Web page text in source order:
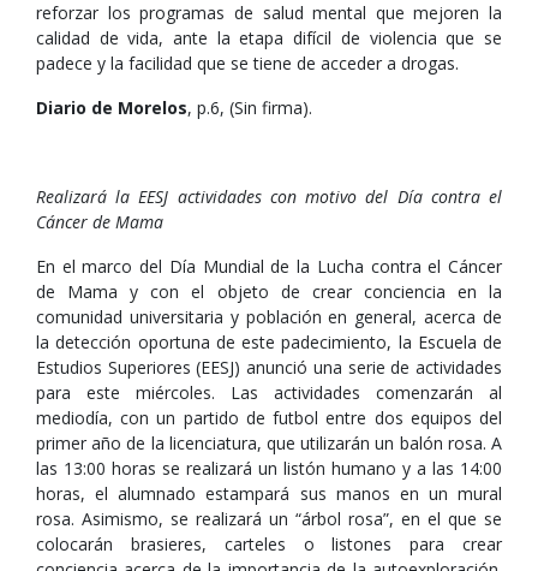
reforzar los programas de salud mental que mejoren la
calidad de vida, ante la etapa difícil de violencia que se
padece y la facilidad que se tiene de acceder a drogas.
Diario de Morelos, p.6, (Sin firma).
Realizará la EESJ actividades con motivo del Día contra el
Cáncer de Mama
En el marco del Día Mundial de la Lucha contra el Cáncer
de Mama y con el objeto de crear conciencia en la
comunidad universitaria y población en general, acerca de
la detección oportuna de este padecimiento, la Escuela de
Estudios Superiores (EESJ) anunció una serie de actividades
para este miércoles. Las actividades comenzarán al
mediodía, con un partido de futbol entre dos equipos del
primer año de la licenciatura, que utilizarán un balón rosa. A
las 13:00 horas se realizará un listón humano y a las 14:00
horas, el alumnado estampará sus manos en un mural
rosa. Asimismo, se realizará un “árbol rosa”, en el que se
colocarán brasieres, carteles o listones para crear